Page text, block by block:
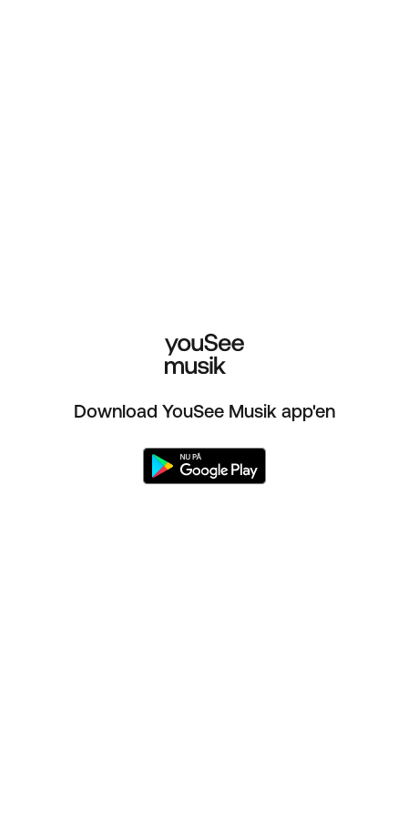
Download YouSee Musik app'en